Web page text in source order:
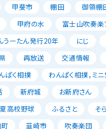
甲斐市 棚田 御領棚
甲府の水 富士山吹奏楽
うーたん発行20年 にじ
再放送 交通情報
ぱく相撲 わんぱく相撲，ミ
新府城 お新府さん
夏高校野球 ふるさと そ
韮崎市 吹奏楽団